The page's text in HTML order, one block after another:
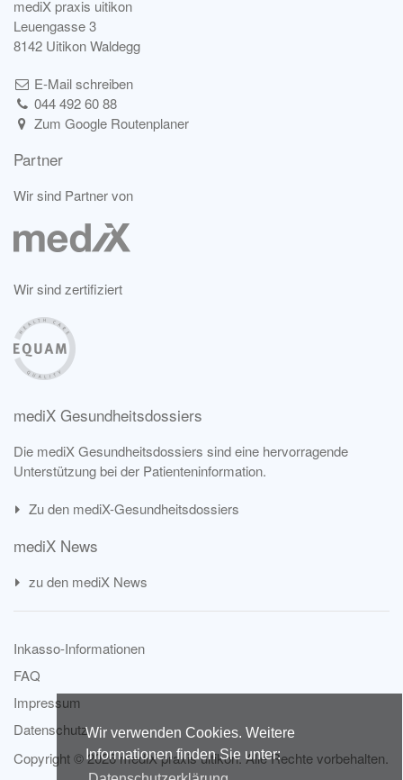
Wir verwenden Cookies. Weitere
Informationen finden Sie unter:
mediX praxis uitikon
Leuengasse 3
8142 Uitikon Waldegg
E-Mail schreiben
044 492 60 88
Zum Google Routenplaner
Partner
Wir sind Partner von
Wir sind zertifiziert
mediX Gesundheitsdossiers
Die mediX Gesundheitsdossiers sind eine hervorragende
Unterstützung bei der Patienteninformation.
Zu den mediX-Gesundheitsdossiers
mediX News
zu den mediX News
Inkasso-Informationen
FAQ
Impressum
Datenschutz
Copyright © 2026 mediX praxis uitikon. Alle Rechte vorbehalten.